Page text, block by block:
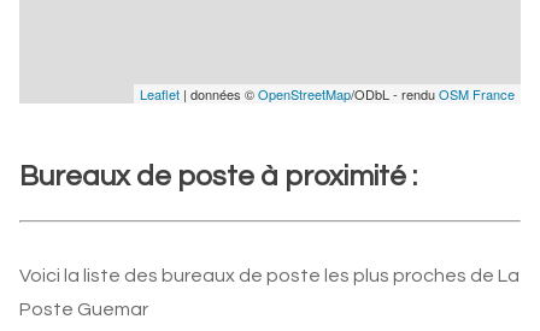
Leaflet | données ©OpenStreetMap/ODbL - renduOSM France
Bureaux de poste à proximité :
Voici la liste des bureaux de poste les plus proches de La
Poste Guemar